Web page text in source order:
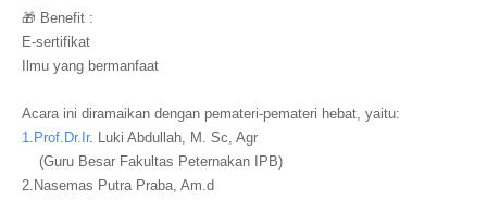
🎁 Benefit :
E-sertifikat
Ilmu yang bermanfaat
Acara ini diramaikan dengan pemateri-pemateri hebat, yaitu:
1.Prof.Dr.Ir. Luki Abdullah, M. Sc, Agr
(Guru Besar Fakultas Peternakan IPB)
2.Nasemas Putra Praba, Am.d